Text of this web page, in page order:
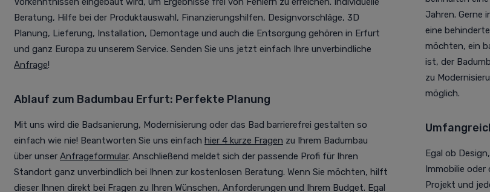
Beratung, Hilfe bei der Produktauswahl, Finanzierungshilfen, Designvorschläge, 3D
Planung, Lieferung, Installation, Demontage und auch die Entsorgung gehören in Erfurt
und ganz Europa zu unserem Service. Senden Sie uns jetzt einfach Ihre unverbindliche
Anfrage!
Ablauf zum Badumbau Erfurt: Perfekte Planung
Mit uns wird die Badsanierung, Modernisierung oder das Bad barrierefrei gestalten so
einfach wie nie! Beantworten Sie uns einfach hier 4 kurze Fragen zu Ihrem Badumbau
über unser Anfrageformular. Anschließend meldet sich der passende Profi für Ihren
Standort ganz unverbindlich bei Ihnen zur kostenlosen Beratung. Wenn Sie möchten, hilft
dieser Ihnen direkt bei Fragen zu Ihren Wünschen, Anforderungen und Ihrem Budget. Egal
Jahren. Gerne
eine
möchten, ein
ist, der
zu
möglich.
Egal ob
Immobilie oder
Projekt und